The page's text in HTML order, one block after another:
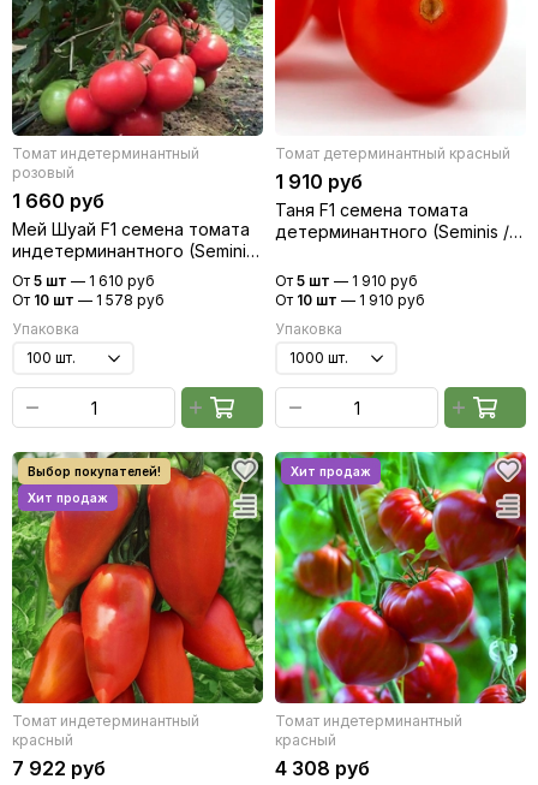
Томат индетерминантный
розовый
1 660 руб
Мей Шуай F1 семена томата
индетерминантного (Seminis
/ Семинис)
От 5 шт — 1 610 руб
От 10 шт — 1 578 руб
Упаковка
Томат детерминантный красный
1 910 руб
Таня F1 семена томата
детерминантного (Seminis /
От 5 шт — 1 910 руб
От 10 шт — 1 910 руб
Упаковка
Томат индетерминантный
красный
7 922 руб
Томат индетерминантный
красный
4 308 руб